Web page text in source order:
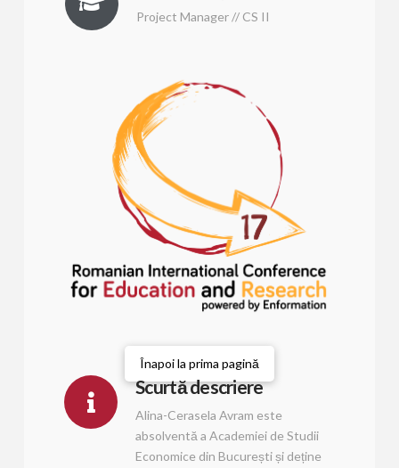
Project Manager // CS II
Înapoi la prima pagină
Scurtă descriere
Alina-Cerasela Avram este
absolventă a Academiei de Studii
Economice din București și deține